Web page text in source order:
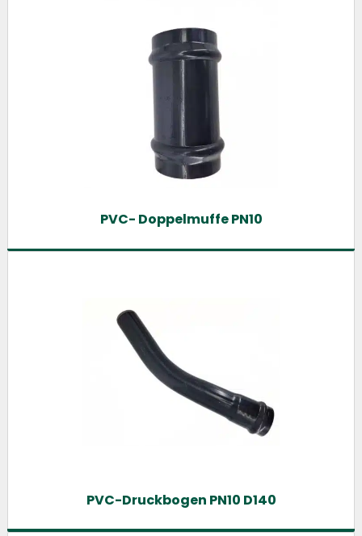
PVC- Doppelmuffe PN10
PVC-Druckbogen PN10 D140